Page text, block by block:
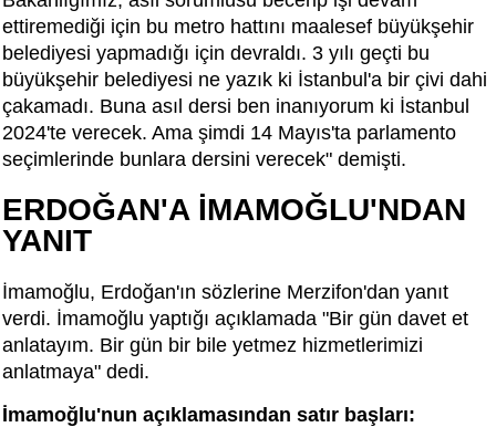
ettiremediği için bu metro hattını maalesef büyükşehir
belediyesi yapmadığı için devraldı. 3 yılı geçti bu
büyükşehir belediyesi ne yazık ki İstanbul'a bir çivi dahi
çakamadı. Buna asıl dersi ben inanıyorum ki İstanbul
2024'te verecek. Ama şimdi 14 Mayıs'ta parlamento
seçimlerinde bunlara dersini verecek" demişti.
ERDOĞAN'A İMAMOĞLU'NDAN
YANIT
İmamoğlu, Erdoğan'ın sözlerine Merzifon'dan yanıt
verdi. İmamoğlu yaptığı açıklamada "Bir gün davet et
anlatayım. Bir gün bir bile yetmez hizmetlerimizi
anlatmaya" dedi.
İmamoğlu'nun açıklamasından satır başları: